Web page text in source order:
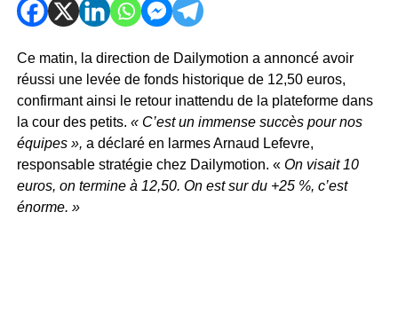
Ce matin, la direction de Dailymotion a annoncé avoir
réussi une levée de fonds historique de 12,50 euros,
confirmant ainsi le retour inattendu de la plateforme dans
la cour des petits. « C’est un immense succès pour nos
équipes », a déclaré en larmes Arnaud Lefevre,
responsable stratégie chez Dailymotion. «On visait 10
euros, on termine à 12,50. On est sur du +25 %, c’est
énorme. »